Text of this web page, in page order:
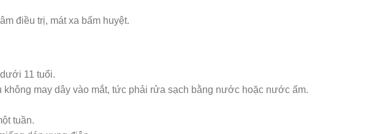
điều trị, mát xa bấm huyệt.
11 tuổi.
không may dây vào mắt, tức phải rửa sạch bằng nước hoặc nước ấm.
tuần.